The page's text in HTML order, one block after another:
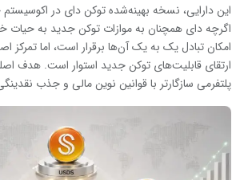
این دارایی، نسخه بهینه‌شده توکن دای در
اگرچه دای همچنان به موازات توکن جدید به حیات
امکان تبادل یک به یک آن‌ها برقرار است، اما تمرکز
ارتقای قابلیت‌های توکن جدید استوار است. هدف
پلتفرمی سازگارتر با قوانین نوین مالی و جذب